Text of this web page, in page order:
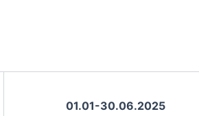
01.01-30.06.2025